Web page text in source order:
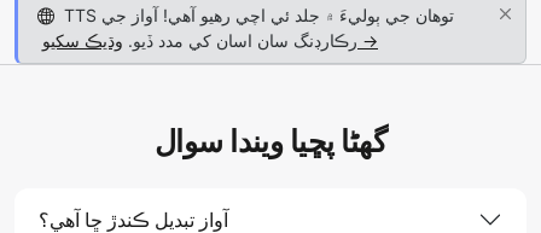
TTS توھان جي ٻوليءَ ۾ جلد ئي اچي رهيو آھي! آواز جي
رڪارڊنگ سان اسان کي مدد ڏيو. وڌيڪ سکيو →
گھڻا پڇيا ويندا سوال
آواز تبديل ڪندڙ ڇا آھي؟